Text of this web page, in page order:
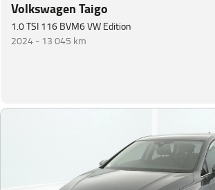
Volkswagen Taigo
1.0 TSI 116 BVM6 VW Edition
2024 - 13 045 km